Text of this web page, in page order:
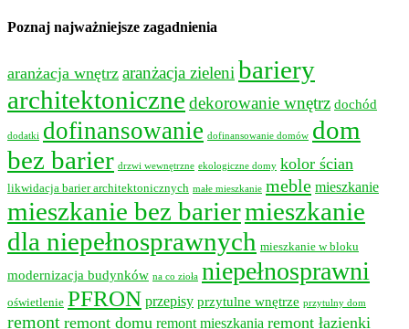
Poznaj najważniejsze zagadnienia
aranżacja wnętrz aranżacja zieleni bariery
architektoniczne dekorowanie wnętrz dochód
dodatki dofinansowanie dofinansowanie domów dom
bez barier drzwi wewnętrzne ekologiczne domy kolor ścian
likwidacja barier architektonicznych małe mieszkanie meble mieszkanie
mieszkanie bez bariermieszkanie
dla niepełnosprawnych mieszkanie w bloku
modernizacja budynków na co zioła niepełnosprawni
oświetlenie PFRON przepisy przytulne wnętrze przytulny dom
remont remont domu remont mieszkania remont łazienki